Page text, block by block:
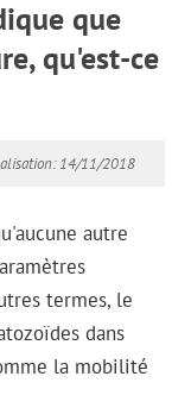
que
qu'est-ce
14/11/2018
autre
termes, le
dans
la mobilité